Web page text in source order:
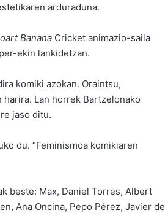
arduraduna.
Banana Cricket animazio-saila
ekin lankidetzan.
komiki azokan. Oraintsu,
harira. Lan horrek Bartzelonako
jaso ditu.
du. “Feminismoa komikiaren
beste: Max, Daniel Torres, Albert
Ana Oncina, Pepo Pérez, Javier de